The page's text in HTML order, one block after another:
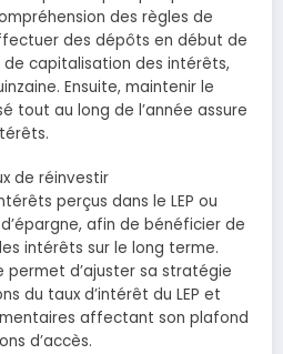
des règles de
des dépôts en début de
capitalisation des intérêts,
Ensuite, maintenir le
tout au long de l’année assure
de réinvestir
perçus dans le LEP ou
afin de bénéficier de
intérêts sur le long terme.
permet d’ajuster sa stratégie
du taux d’intérêt du LEP et
affectant son plafond
d’accès.